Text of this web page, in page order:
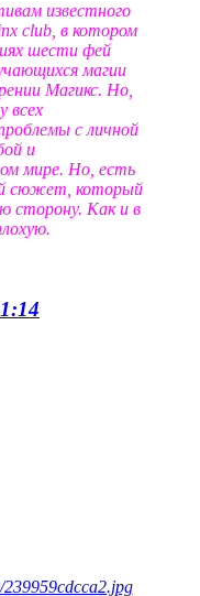
известного
club, в котором
шести фей
магии
Магикс. Но,
всех
с личной
и
мире. Но, есть
сюжет, который
сторону. Как и в